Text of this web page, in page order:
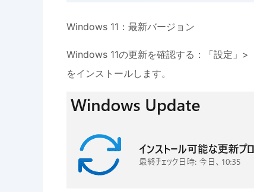
Windows 11：最新バージョン
Windows 11の更新を確認する：「設定」
をインストールします。